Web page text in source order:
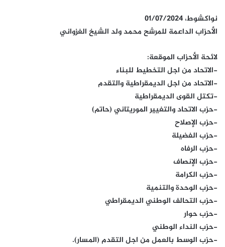
نواكشوط، 01/07/2024
الأحزاب الداعمة للمرشح محمد ولد الشيخ الغزواني
لائحة الأحزاب الموقعة:
-الاتحاد من اجل التخطيط للبناء
-الاتحاد من اجل الديمقراطية والتقدم
-تكتل القوى الديمقراطية
-حزب الاتحاد والتغيير الموريتاني (حاتم)
-حزب الإصلاح
-حزب الفضيلة
-حزب الرفاه
-حزب الإنصاف
-حزب الكرامة
-حزب الوحدة والتنمية
-حزب التحالف الوطني الديمقراطي
-حزب حوار
-حزب النداء الوطني
-حزب الوسط بالعمل من اجل التقدم (المسار).